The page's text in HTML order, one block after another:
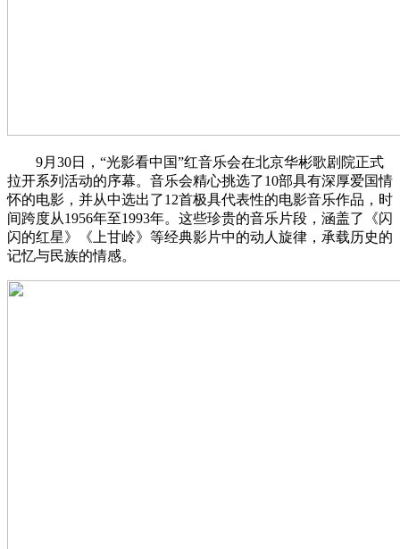
9月30日，“光影看中国”红音乐会在北京华彬歌剧院正式
拉开系列活动的序幕。音乐会精心挑选了10部具有深厚爱国情
怀的电影，并从中选出了12首极具代表性的电影音乐作品，时
间跨度从1956年至1993年。这些珍贵的音乐片段，涵盖了《闪
闪的红星》《上甘岭》等经典影片中的动人旋律，承载历史的
记忆与民族的情感。